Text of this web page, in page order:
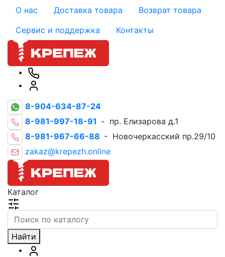
О нас Доставка товара
Возврат товара
Сервис и поддержка
Контакты
8-904-634-87-24
8-981-997-18-91 - пр. Елизарова д.1
8-981-967-66-88 - Новочеркасский пр.29/10
zakaz@krepezh.online
Каталог
Найти